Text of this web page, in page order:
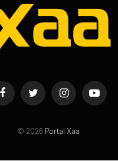
FacebookTwitter InstagramYouTube
© 2026 Portal Xaa